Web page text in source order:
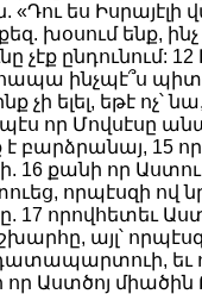
ես Իսրայէլի
խօսում ենք, ինչ
չէք ընդունում:
հապա ինչպէ՞ս
չի ելել, եթէ ոչ՝
որ Մովսէսը
է բարձրանայ, 15
16 քանի որ
որպէսզի ով
17 որովհետեւ
այլ՝
եւ
Աստծոյ միածին